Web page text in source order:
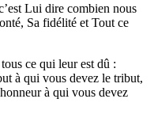
Lui dire combien nous
Sa fidélité et Tout ce
ce qui leur est dû :
à qui vous devez le tribut,
à qui vous devez